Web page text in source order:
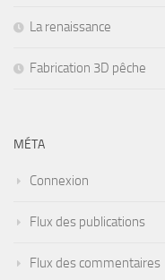
La renaissance
Fabrication 3D pêche
MÉTA
Connexion
Flux des publications
Flux des commentaires